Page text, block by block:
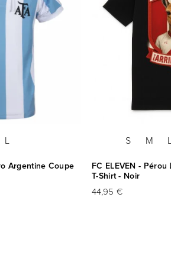
L
Argentine Coupe
S M
FC ELEVEN -
T-Shirt - Noir
44,95 €